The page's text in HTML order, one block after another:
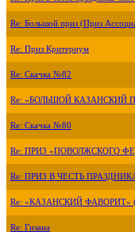
Re: Большой приз (Приз
Re: Приз Критериум
Re: Скачка №82
Re: «БОЛЬШОЙ КАЗАНСКИЙ
Re: Скачка №80
Re: ПРИЗ «ПОВОЛЖСКОГО
Re: ПРИЗ В ЧЕСТЬ
Re: «КАЗАНСКИЙ
Re: Гизана